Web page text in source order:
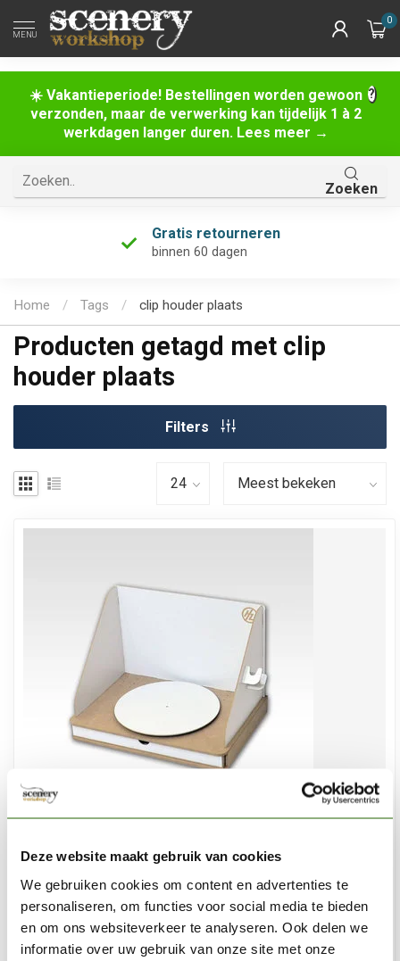
Deze website maakt gebruik van cookies
We gebruiken cookies om content en advertenties te
personaliseren, om functies voor social media te bieden
en om ons websiteverkeer te analyseren. Ook delen we
informatie over uw gebruik van onze site met onze
☀️ Vakantieperiode! Bestellingen worden gewoon
verzonden, maar de verwerking kan tijdelijk 1 à 2
werkdagen langer duren. Lees meer →
MENU
0
Zoeken
Gratis retourneren
binnen 60 dagen
Home / Tags / clip houder plaats
Producten getagd met clip
houder plaats
Filters
Airbrush Station - AS1
€35,45
Niet op voorraad